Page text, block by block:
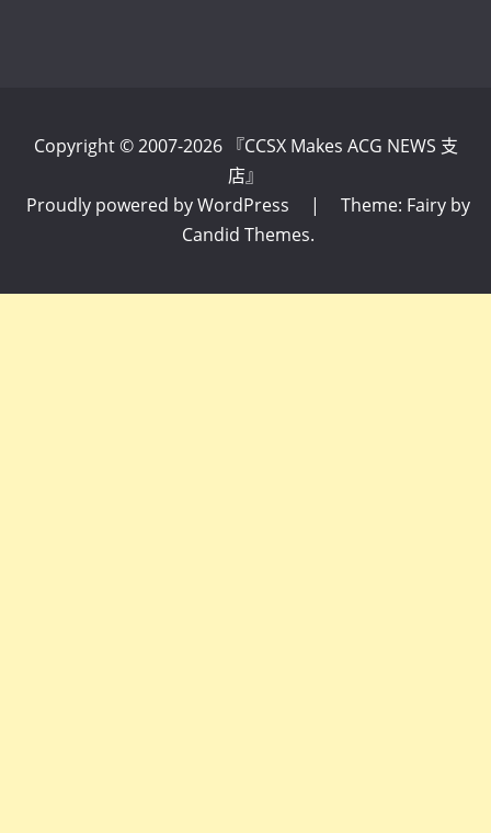
Copyright © 2007-2026 『CCSX Makes ACG NEWS 支
店』
Proudly powered by WordPress
|
Theme: Fairy by
Candid Themes.